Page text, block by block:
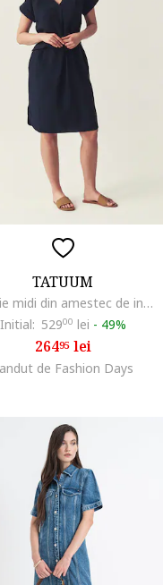
TATUUM
Rochie midi din amestec de in si lyocell, Albastru ultramarin
Initial: 52900 lei - 49%
26495lei
de Fashion Days